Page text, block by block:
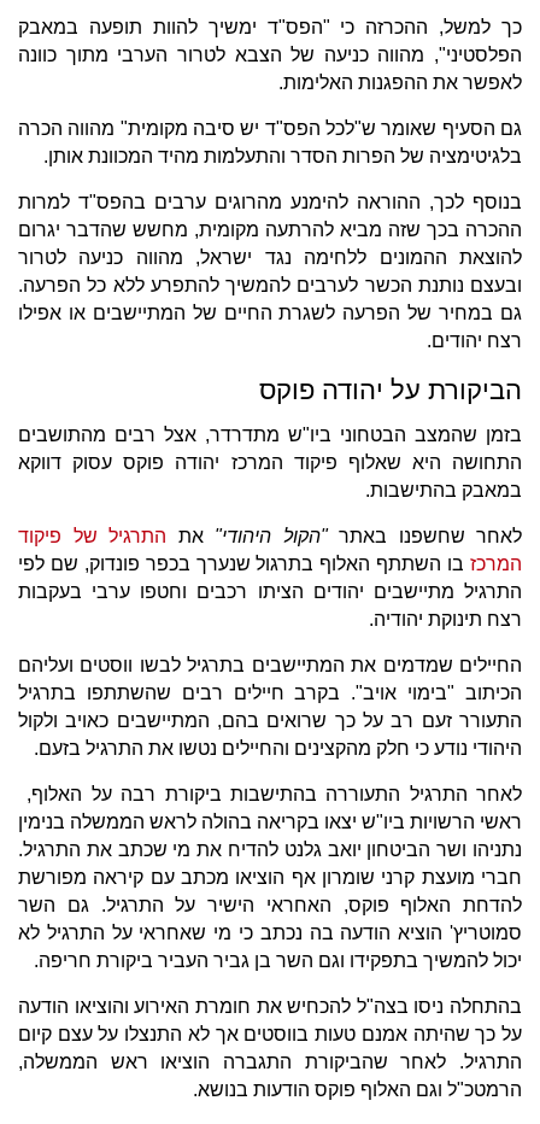
כך למשל, ההכרזה כי "הפס"ד ימשיך להוות תופעה במאבק
הפלסטיני", מהווה כניעה של הצבא לטרור הערבי מתוך כוונה
לאפשר את ההפגנות האלימות.
גם הסעיף שאומר ש"לכל הפס"ד יש סיבה מקומית" מהווה הכרה
בלגיטימציה של הפרות הסדר והתעלמות מהיד המכוונת אותן.
בנוסף לכך, ההוראה להימנע מהרוגים ערבים בהפס"ד למרות
ההכרה בכך שזה מביא להרתעה מקומית, מחשש שהדבר יגרום
להוצאת ההמונים ללחימה נגד ישראל, מהווה כניעה לטרור
ובעצם נותנת הכשר לערבים להמשיך להתפרע ללא כל הפרעה.
גם במחיר של הפרעה לשגרת החיים של המתיישבים או אפילו
רצח יהודים.
הביקורת על יהודה פוקס
בזמן שהמצב הבטחוני ביו"ש מתדרדר, אצל רבים מהתושבים
התחושה היא שאלוף פיקוד המרכז יהודה פוקס עסוק דווקא
במאבק בהתישבות.
לאחר שחשפנו באתר"הקול היהודי"את התרגיל של פיקוד
המרכז בו השתתף האלוף בתרגול שנערך בכפר פונדוק, שם לפי
התרגיל מתיישבים יהודים הציתו רכבים וחטפו ערבי בעקבות
רצח תינוקת יהודיה.
החיילים שמדמים את המתיישבים בתרגיל לבשו ווסטים ועליהם
הכיתוב "בימוי אויב". בקרב חיילים רבים שהשתתפו בתרגיל
התעורר זעם רב על כך שרואים בהם, המתיישבים כאויב ולקול
היהודי נודע כי חלק מהקצינים והחיילים נטשו את התרגיל בזעם.
לאחר התרגיל התעוררה בהתישבות ביקורת רבה על האלוף,
ראשי הרשויות ביו"ש יצאו בקריאה בהולה לראש הממשלה בנימין
נתניהו ושר הביטחון יואב גלנט להדיח את מי שכתב את התרגיל.
חברי מועצת קרני שומרון אף הוציאו מכתב עם קיראה מפורשת
להדחת האלוף פוקס, האחראי הישיר על התרגיל. גם השר
סמוטריץ' הוציא הודעה בה נכתב כי מי שאחראי על התרגיל לא
יכול להמשיך בתפקידו וגם השר בן גביר העביר ביקורת חריפה.
בהתחלה ניסו בצה"ל להכחיש את חומרת האירוע והוציאו הודעה
על כך שהיתה אמנם טעות בווסטים אך לא התנצלו על עצם קיום
התרגיל. לאחר שהביקורת התגברה הוציאו ראש הממשלה,
הרמטכ"ל וגם האלוף פוקס הודעות בנושא.